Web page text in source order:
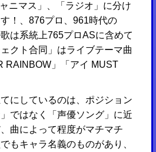
ニマス」、「ラジオ」に分け
！、876プロ、961時代の
は系統上765プロASに含めて
クト合同」はライブテーマ曲
RAINBOW」「アイ MUST
てにしているのは、ポジション
ではなく「声優ソング」に近
曲によって程度がマチマチ
もキャラ名義のものがあり、